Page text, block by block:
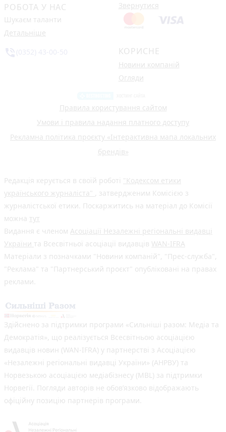
РОБОТА У НАС
Шукаєм таланти
Детальніше
Звернутися
КОРИСНЕ
Новини компаній
Огляди
Правила користування сайтом
Умови і правила надання платного доступу
Рекламна політика проєкту «Інтерактивна мапа локальних
брендів»
Редакція керується в своїй роботі "Кодексом етики
українського журналіста"
, затвердженим Комісією з
журналістської етики. Поскаржитись на матеріал до Комісії
можна тут
Видання є членом Асоціації Незалежні регіональні видавці
України та Всесвітньої асоціації видавців WAN-IFRA
Матеріали з позначками "Новини компаній", "Прес-служба",
"Реклама" та "Партнерський проєкт" опубліковані на правах
реклами.
Здійснено за підтримки програми «Сильніші разом: Медіа та
Демократія», що реалізується Всесвітньою асоціацією
видавців новин (WAN-IFRA) у партнерстві з Асоціацією
«Незалежні регіональні видавці України» (АНРВУ) та
Норвезькою асоціацією медіабізнесу (MBL) за підтримки
Норвегії. Погляди авторів не обов’язково відображають
офіційну позицію партнерів програми.